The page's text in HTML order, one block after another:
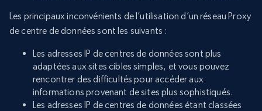
Les principaux inconvénients de l’utilisation d’un réseau Proxy
de centre de données sont les suivants :
Les adresses IP de centres de données sont plus
adaptées aux sites cibles simples, et vous pouvez
rencontrer des difficultés pour accéder aux
informations provenant de sites plus sophistiqués.
Les adresses IP de centres de données étant classées